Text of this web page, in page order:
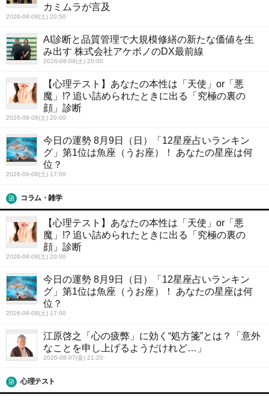
カミムラが言及
2026-08-08(土) 20:50
AI診断と品質管理で大規模修繕の新たな価値を生
み出す 株式会社アケボノのDX最前線
2026-08-08(土) 20:00
【心理テスト】あなたの本性は「天使」or「悪
魔」!? 追い詰められたときに出る「究極の裏の
顔」診断
2026-08-08(土) 20:00
今日の運勢 8月9日（日）「12星座占いランキン
グ」第1位は魚座（うお座）！ あなたの星座は何
位？
2026-08-08(土) 17:00
コラム・雑学
【心理テスト】あなたの本性は「天使」or「悪
魔」!? 追い詰められたときに出る「究極の裏の
顔」診断
2026-08-08(土) 20:00
今日の運勢 8月9日（日）「12星座占いランキン
グ」第1位は魚座（うお座）！ あなたの星座は何
位？
2026-08-08(土) 17:00
江原啓之「心の疲弊」に効く“処方箋”とは？「意外
なことを申し上げるようだけれど…」
2026-08-07(金) 21:20
心理テスト